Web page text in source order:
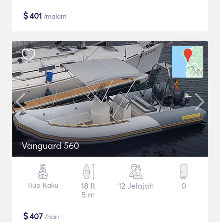
$401 /malam
Vanguard 560
Tiup Kaku
18 ft
5 m
12 Jelajah 0
$407 /hari